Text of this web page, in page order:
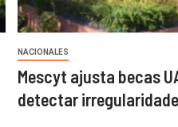
NACIONALES
Mescyt ajusta becas
detectar